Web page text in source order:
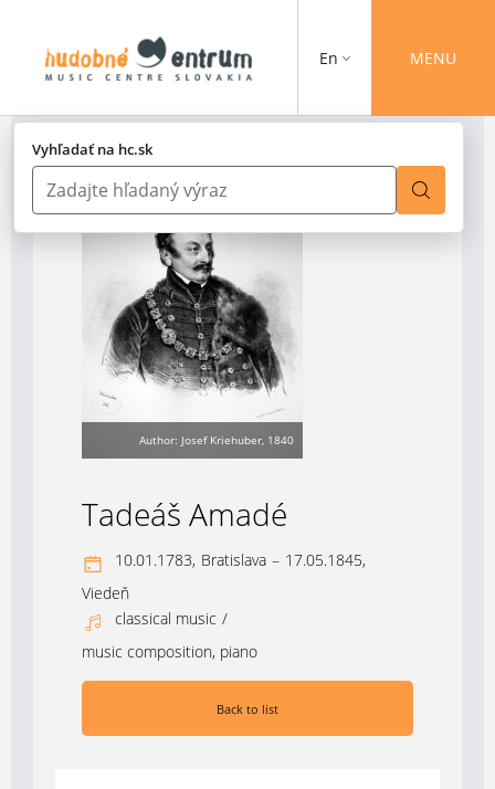
Vyhľadať na hc.sk
En MENU
Author: Josef Kriehuber, 1840
Tadeáš Amadé
10.01.1783, Bratislava – 17.05.1845,
Viedeň
classical music /
music composition, piano
Back to list